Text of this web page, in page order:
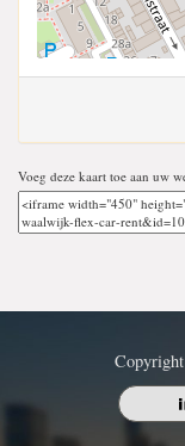
Voeg deze kaart toe aan uw